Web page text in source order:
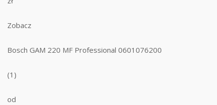
Zobacz
Bosch GAM 220 MF Professional 0601076200
(1)
od